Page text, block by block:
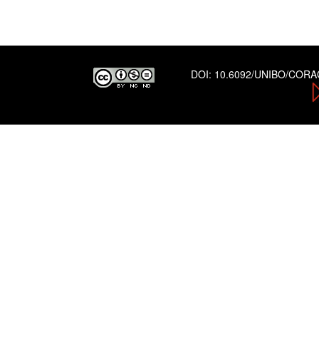
DOI: 10.6092/UNIBO/